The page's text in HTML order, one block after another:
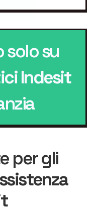
solo su
Indesit
per gli